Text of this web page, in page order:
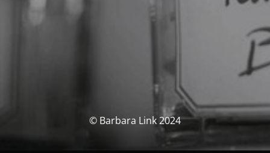
© Barbara Link 2024